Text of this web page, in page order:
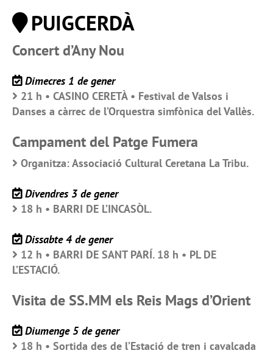
PUIGCERDÀ
Concert d’Any Nou
Dimecres 1 de gener
21 h • CASINO CERETÀ • Festival de Valsos i
Danses a càrrec de l’Orquestra simfònica del Vallès.
Campament del Patge Fumera
Organitza: Associació Cultural Ceretana La Tribu.
Divendres 3 de gener
18 h • BARRI DE L’INCASÒL.
Dissabte 4 de gener
12 h • BARRI DE SANT PARÍ. 18 h • PL DE
L’ESTACIÓ.
Visita de SS.MM els Reis Mags d’Orient
Diumenge 5 de gener
18 h • Sortida des de l’Estació de tren i cavalcada